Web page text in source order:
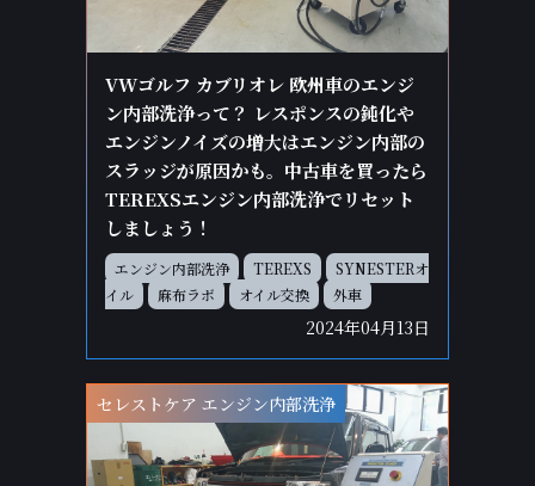
VWゴルフ カブリオレ 欧州車のエンジ
ン内部洗浄って？ レスポンスの鈍化や
エンジンノイズの増大はエンジン内部の
スラッジが原因かも。中古車を買ったら
TEREXSエンジン内部洗浄でリセット
しましょう！
エンジン内部洗浄 TEREXS
SYNESTERオ
イル
麻布ラボ オイル交換 外車
2024年04月13日
セレストケア エンジン内部洗浄